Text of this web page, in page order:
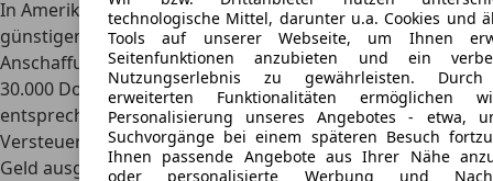
In Amerika erfreut sich der GMC Sierra auch aufgrund der
günstigen Einstiegspreise einer großen Nachfrage. Die
Anschaffungskosten betragen in der Basisvariante etwa
30.000 Dollar. In Europa müssen Kunden für einen
entsprechenden Pick-up aufgrund einer anderen
Versteuerung und zusätzlicher Gebühren deutlich mehr
Geld ausgeben.Unter 70.000 Eurokann hier kaum ein
technologische Mittel, darunter u.a. Cookies und
Tools auf unserer Webseite, um Ihnen
Seitenfunktionen anzubieten und ein
Nutzungserlebnis zu gewährleisten.
erweiterten Funktionalitäten ermöglichen
Personalisierung unseres Angebotes - etwa,
Suchvorgänge bei einem späteren Besuch
Ihnen passende Angebote aus Ihrer Nähe
oder personalisierte Werbung und